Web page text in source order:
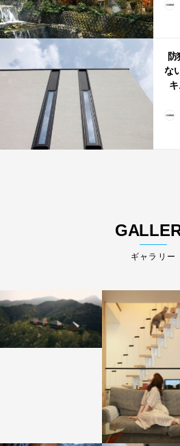
な
ギャラリー